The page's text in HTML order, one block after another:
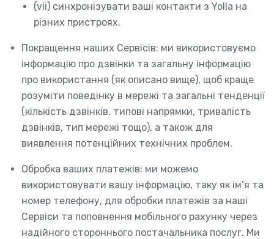
(vii) синхронізувати ваші контакти з Yolla на
різних пристроях.
Покращення наших Сервісів: ми використовуємо
інформацію про дзвінки та загальну інформацію
про використання (як описано вище), щоб краще
розуміти поведінку в мережі та загальні тенденції
(кількість дзвінків, типові напрямки, тривалість
дзвінків, тип мережі тощо), а також для
виявлення потенційних технічних проблем.
Обробка ваших платежів: ми можемо
використовувати вашу інформацію, таку як ім’я та
номер телефону, для обробки платежів за наші
Сервіси та поповнення мобільного рахунку через
надійного стороннього постачальника послуг. Ми